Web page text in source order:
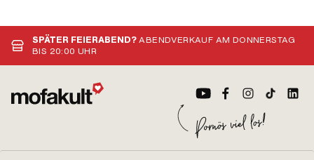
SPÄTER FEIERABEND?ABENDVERKAUF AM DONNERSTAG
BIS 20:00 UHR